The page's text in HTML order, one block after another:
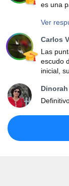
es una
Ver
Carlos
Las
escudo
inicial,